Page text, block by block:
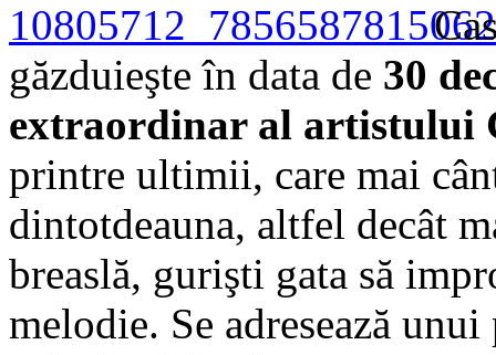
găzduieşte în data de 30
extraordinar al artistului
printre ultimii, care mai
dintotdeauna, altfel decât
breaslă, gurişti gata să
melodie. Se adresează